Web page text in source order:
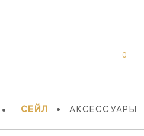
• СЕЙЛ • АКСЕССУАРЫ
0